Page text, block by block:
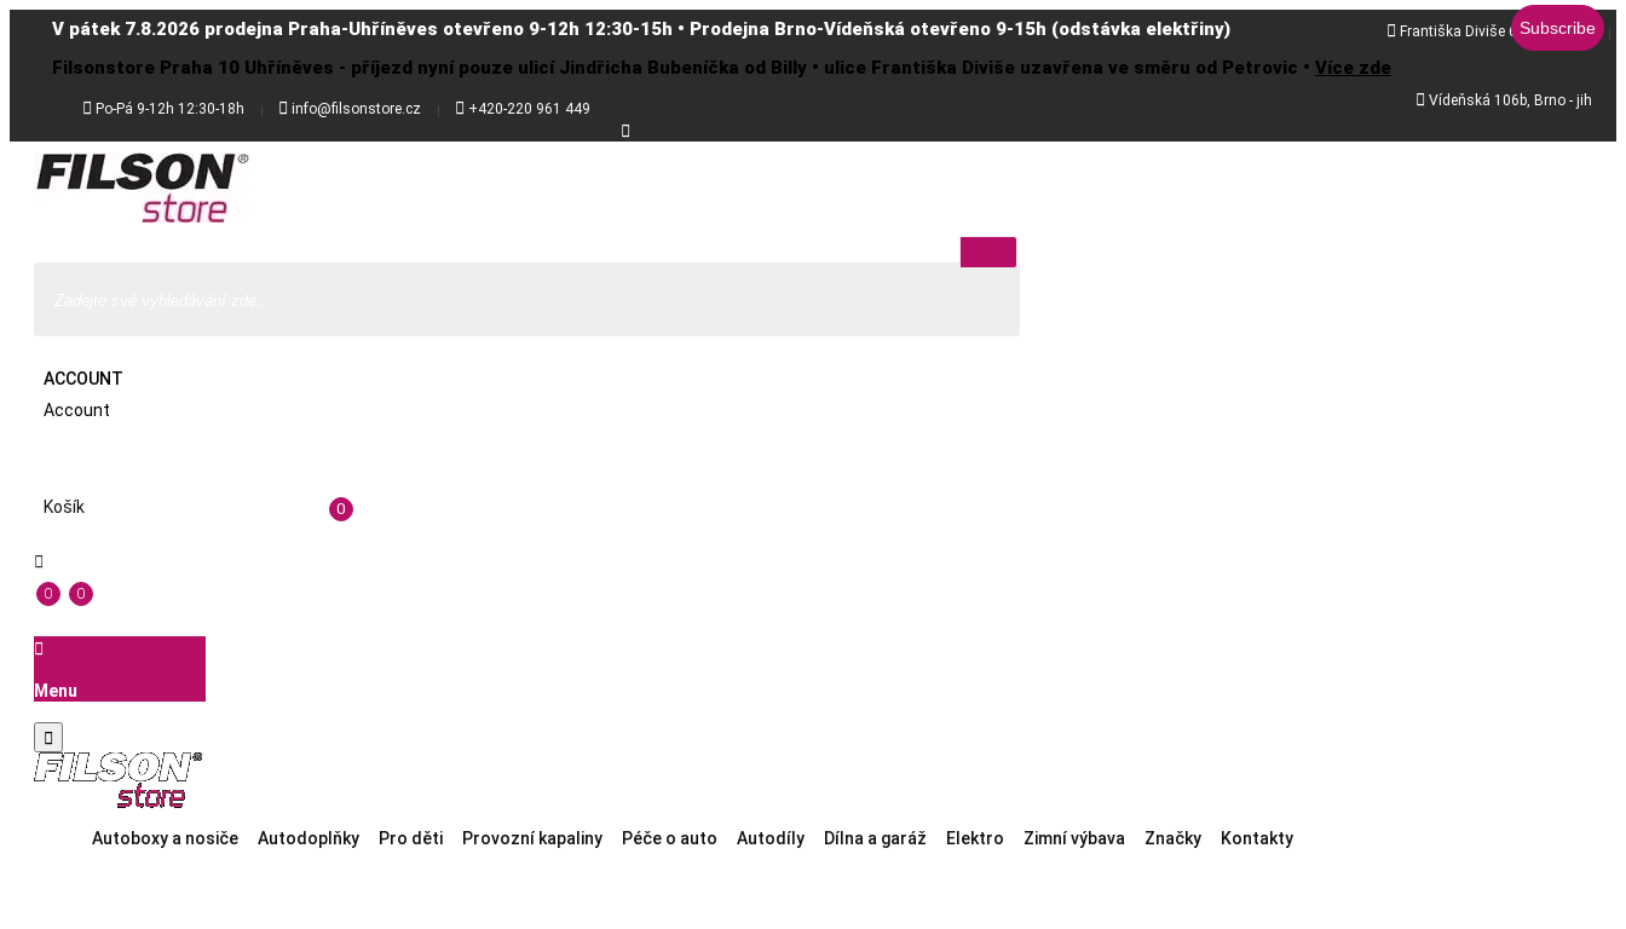
V pátek 7.8.2026 prodejna Praha-Uhříněves otevřeno 9-12h 12:30-15h • Prodejna Brno-Vídeňská otevřeno 9-15h (odstávka elektřiny)
Filsonstore Praha 10 Uhříněves - příjezd nyní pouze ulicí Jindřicha Bubeníčka od Billy • ulice Františka Diviše uzavřena ve směru od Petrovic • Více zde
 Po-Pá 9-12h 12:30-18h  info@filsonstore.cz  +420-220 961 449
 Františka Diviše 68, Praha 10
 Vídeňská 106b, Brno - jih

ACCOUNT
Account
Košík 0

0 0

Menu

Autoboxy a nosiče Autodoplňky Pro děti Provozní kapaliny Péče o auto Autodíly Dílna a garáž Elektro Zimní výbava Značky Kontakty